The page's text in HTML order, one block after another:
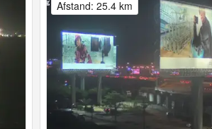
Afstand: 25.4 km